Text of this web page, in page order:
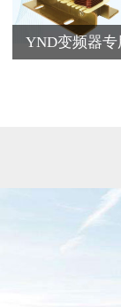
YND变频器